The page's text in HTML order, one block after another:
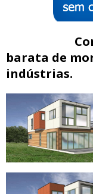
barata de
indústrias.